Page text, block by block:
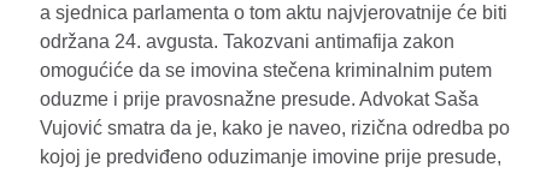
a sjednica parlamenta o tom aktu najvjerovatnije će biti
održana 24. avgusta. Takozvani antimafija zakon
omogućiće da se imovina stečena kriminalnim putem
oduzme i prije pravosnažne presude. Advokat Saša
Vujović smatra da je, kako je naveo, rizična odredba po
kojoj je predviđeno oduzimanje imovine prije presude,